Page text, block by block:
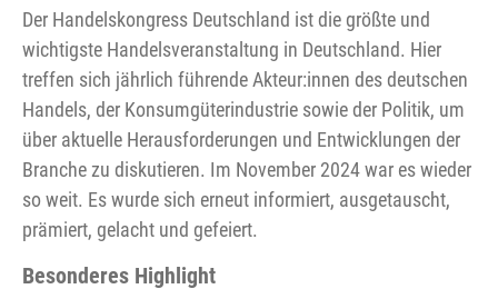
Der Handelskongress Deutschland ist die größte und
wichtigste Handelsveranstaltung in Deutschland. Hier
treffen sich jährlich führende Akteur:innen des deutschen
Handels, der Konsumgüterindustrie sowie der Politik, um
über aktuelle Herausforderungen und Entwicklungen der
Branche zu diskutieren. Im November 2024 war es wieder
so weit. Es wurde sich erneut informiert, ausgetauscht,
prämiert, gelacht und gefeiert.
Besonderes Highlight